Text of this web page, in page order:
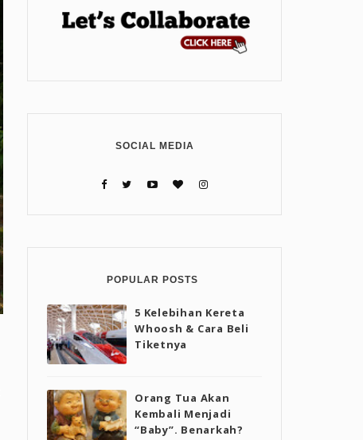
SOCIAL MEDIA
POPULAR POSTS
5 Kelebihan Kereta
Whoosh & Cara Beli
Tiketnya
Orang Tua Akan
Kembali Menjadi
“Baby”. Benarkah?